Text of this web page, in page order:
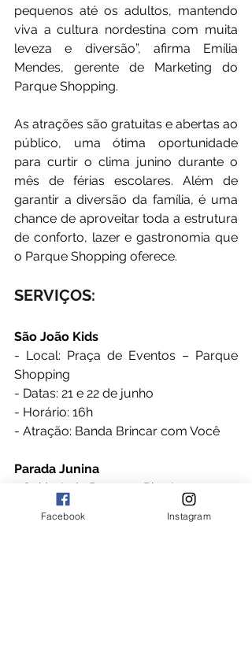
pequenos até os adultos, mantendo
viva a cultura nordestina com muita
leveza e diversão”, afirma Emília
Mendes, gerente de Marketing do
Parque Shopping.
As atrações são gratuitas e abertas ao
público, uma ótima oportunidade
para curtir o clima junino durante o
mês de férias escolares. Além de
garantir a diversão da família, é uma
chance de aproveitar toda a estrutura
de conforto, lazer e gastronomia que
o Parque Shopping oferece.
SERVIÇOS:
São João Kids
- Local: Praça de Eventos – Parque
Shopping
- Datas: 21 e 22 de junho
- Horário: 16h
- Atração: Banda Brincar com Você
Parada Junina
- Saída: Loja Renner – Piso L2
- Datas: 28 e 29 de junho
- Horário: 16h
Facebook Instagram